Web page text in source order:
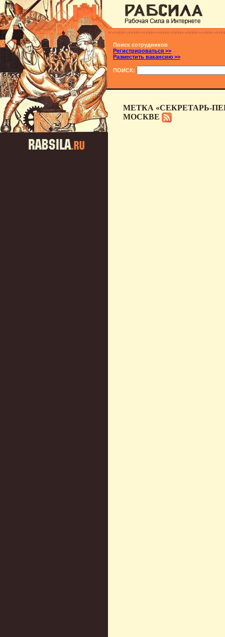
Поиск сотрудников
Регистрироваться >>
Разместить вакансию >>
ПОИСК:
МЕТКА «СЕКРЕТАРЬ-
МОСКВЕ